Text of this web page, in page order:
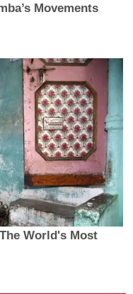
Movements
World's Most